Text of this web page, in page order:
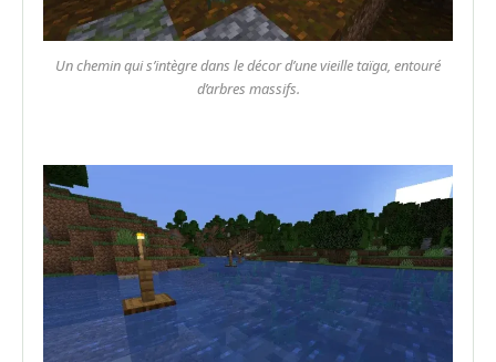
Un chemin qui s’intègre dans le décor d’une vieille taïga, entouré
d’arbres massifs.